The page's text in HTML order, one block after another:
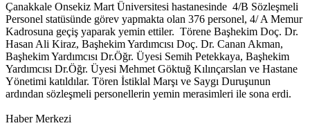
Çanakkale Onsekiz Mart Üniversitesi hastanesinde 4/B Sözleşmeli
Personel statüsünde görev yapmakta olan 376 personel, 4/ A Memur
Kadrosuna geçiş yaparak yemin ettiler. Törene Başhekim Doç. Dr.
Hasan Ali Kiraz, Başhekim Yardımcısı Doç. Dr. Canan Akman,
Başhekim Yardımcısı Dr.Öğr. Üyesi Semih Petekkaya, Başhekim
Yardımcısı Dr.Öğr. Üyesi Mehmet Göktuğ Kılınçarslan ve Hastane
Yönetimi katıldılar. Tören İstiklal Marşı ve Saygı Duruşunun
ardından sözleşmeli personellerin yemin merasimleri ile sona erdi.
Haber Merkezi